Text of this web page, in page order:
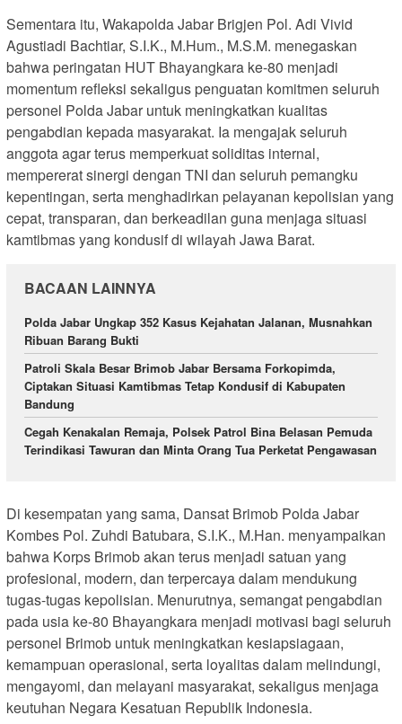
Sementara itu, Wakapolda Jabar Brigjen Pol. Adi Vivid
Agustiadi Bachtiar, S.I.K., M.Hum., M.S.M. menegaskan
bahwa peringatan HUT Bhayangkara ke-80 menjadi
momentum refleksi sekaligus penguatan komitmen seluruh
personel Polda Jabar untuk meningkatkan kualitas
pengabdian kepada masyarakat. Ia mengajak seluruh
anggota agar terus memperkuat soliditas internal,
mempererat sinergi dengan TNI dan seluruh pemangku
kepentingan, serta menghadirkan pelayanan kepolisian yang
cepat, transparan, dan berkeadilan guna menjaga situasi
kamtibmas yang kondusif di wilayah Jawa Barat.
BACAAN LAINNYA
Polda Jabar Ungkap 352 Kasus Kejahatan Jalanan, Musnahkan
Ribuan Barang Bukti
Patroli Skala Besar Brimob Jabar Bersama Forkopimda,
Ciptakan Situasi Kamtibmas Tetap Kondusif di Kabupaten
Bandung
Cegah Kenakalan Remaja, Polsek Patrol Bina Belasan Pemuda
Terindikasi Tawuran dan Minta Orang Tua Perketat Pengawasan
Di kesempatan yang sama, Dansat Brimob Polda Jabar
Kombes Pol. Zuhdi Batubara, S.I.K., M.Han. menyampaikan
bahwa Korps Brimob akan terus menjadi satuan yang
profesional, modern, dan terpercaya dalam mendukung
tugas-tugas kepolisian. Menurutnya, semangat pengabdian
pada usia ke-80 Bhayangkara menjadi motivasi bagi seluruh
personel Brimob untuk meningkatkan kesiapsiagaan,
kemampuan operasional, serta loyalitas dalam melindungi,
mengayomi, dan melayani masyarakat, sekaligus menjaga
keutuhan Negara Kesatuan Republik Indonesia.